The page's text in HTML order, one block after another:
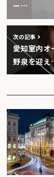
ー…
次の記事
愛知室内オ
野泉を迎